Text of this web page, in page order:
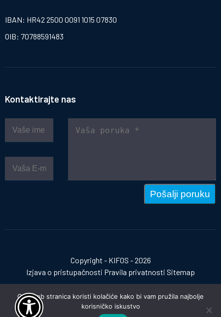
IBAN: HR42 2500 0091 1015 07830
OIB: 70788591483
Kontaktirajte nas
Pošalji poruku
Copyright - KIFOS - 2026
Izjava o pristupačnosti Pravila privatnosti Sitemap
Izrada web stranica:invictum.hr
Ova web stranica koristi kolačiće kako bi vam pružila najbolje
korisničko iskustvo